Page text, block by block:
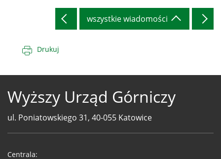
wszystkie wiadomości
Drukuj
Wyższy Urząd Górniczy
ul. Poniatowskiego 31, 40-055 Katowice
WUG
Centrala: